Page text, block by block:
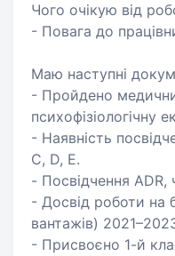
Чого очікую від
- Повага до
Маю наступні
- Пройдено
психофізіологічну
- Наявність
C, D, E.
- Посвідчення ADR,
- Досвід роботи на
вантажів)
- Присвоєно 1-й